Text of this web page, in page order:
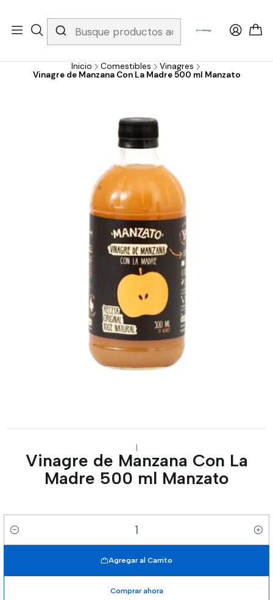
Whatsapp 3229079958/ Fijo 6019251796 / Envios a todo el país y
gratis apartir de 199.000!
Inicio Comestibles
Vinagres
Vinagre de Manzana Con La Madre 500 ml Manzato
|
Vinagre de Manzana Con La
Madre 500 ml Manzato
Cantidad
Agregar al Carrito
Comprar ahora